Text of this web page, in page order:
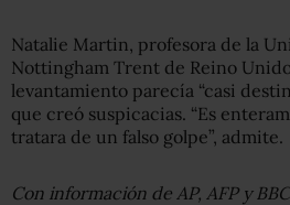
Natalie Martin, profesora de la
Nottingham Trent de Reino
levantamiento parecía “casi
que creó suspicacias. “Es
tratara de un falso golpe”, admite.
Con información de AP, AFP y